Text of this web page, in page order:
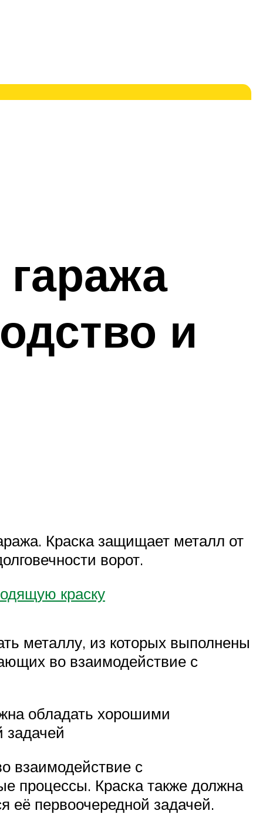
и
Краска защищает металл от
ворот.
краску
металлу, из которых выполнены
во взаимодействие с
обладать хорошими
задачей
взаимодействие с
процессы. Краска также должна
её первоочередной задачей.